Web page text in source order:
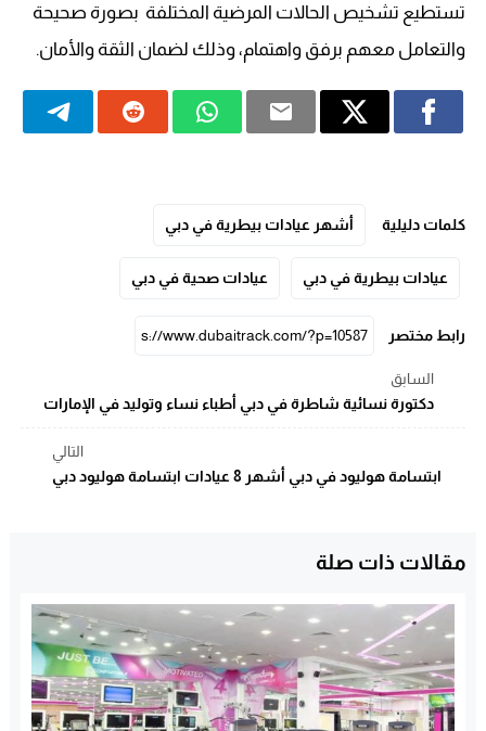
تستطيع تشخيص الحالات المرضية المختلفة بصورة صحيحة
والتعامل معهم برفق واهتمام، وذلك لضمان الثقة والأمان.
كلمات دليلية أشهر عيادات بيطرية في دبي
عيادات بيطرية في دبي عيادات صحية في دبي
رابط مختصر
السابق
دكتورة نسائية شاطرة في دبي أطباء نساء وتوليد في الإمارات
التالي
ابتسامة هوليود في دبي أشهر 8 عيادات ابتسامة هوليود دبي
مقالات ذات صلة